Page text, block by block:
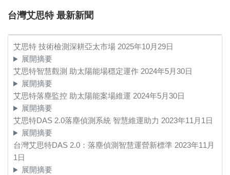
台灣艾思特 最新新聞
艾思特 技術檢測深耕亞太市場 2025年10月29日
展開摘要
艾思特智慧觀測 助太陽能場穩定運作 2024年5月30日
展開摘要
艾思特落塵監控 助太陽能案場維運 2024年5月30日
展開摘要
艾思特DAS 2.0落塵偵測系統 智慧維運助力 2023年11月1日
展開摘要
台灣艾思特DAS 2.0：落塵偵測智慧運營新標準 2023年11月
1日
展開摘要